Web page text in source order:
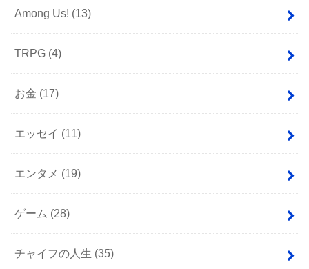
Among Us! (13)
TRPG (4)
お金 (17)
エッセイ (11)
エンタメ (19)
ゲーム (28)
チャイフの人生 (35)